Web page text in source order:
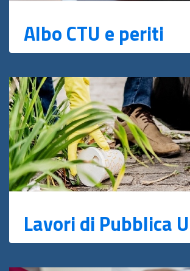
Albo CTU e periti
Lavori di Pubblica